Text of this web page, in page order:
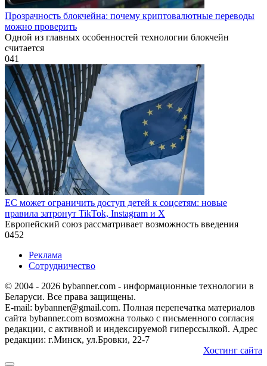
Прозрачность блокчейна: почему криптовалютные переводы
можно проверить
Одной из главных особенностей технологии блокчейн
считается
041
ЕС может ограничить доступ детей к соцсетям: новые
правила затронут TikTok, Instagram и X
Европейский союз рассматривает возможность введения
0452
Реклама
Сотрудничество
© 2004 - 2026 bybanner.com - информационные технологии в
Беларуси. Все права защищены.
E-mail: bybanner@gmail.com. Полная перепечатка материалов
сайта bybanner.com возможна только с письменного согласия
редакции, с активной и индексируемой гиперссылкой. Адрес
редакции: г.Минск, ул.Бровки, 22-7
Хостинг сайта